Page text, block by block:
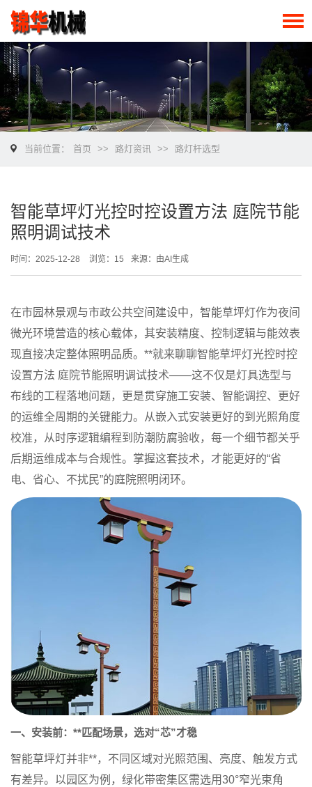
当前位置： 首页 >> 路灯资讯 >> 路灯杆选型
智能草坪灯光控时控设置方法 庭院节能
照明调试技术
时间：2025-12-28 浏览：15 来源：由AI生成
在市园林景观与市政公共空间建设中，智能草坪灯作为夜间
微光环境营造的核心载体，其安装精度、控制逻辑与能效表
现直接决定整体照明品质。**就来聊聊智能草坪灯光控时控
设置方法 庭院节能照明调试技术——这不仅是灯具选型与
布线的工程落地问题，更是贯穿施工安装、智能调控、更好
的运维全周期的关键能力。从嵌入式安装更好的到光照角度
校准，从时序逻辑编程到防潮防腐验收，每一个细节都关乎
后期运维成本与合规性。掌握这套技术，才能更好的“省
电、省心、不扰民”的庭院照明闭环。
一、安装前：**匹配场景，选对“芯”才稳
智能草坪灯并非**，不同区域对光照范围、亮度、触发方式
有差异。以园区为例，绿化带密集区需选用30°窄光束角